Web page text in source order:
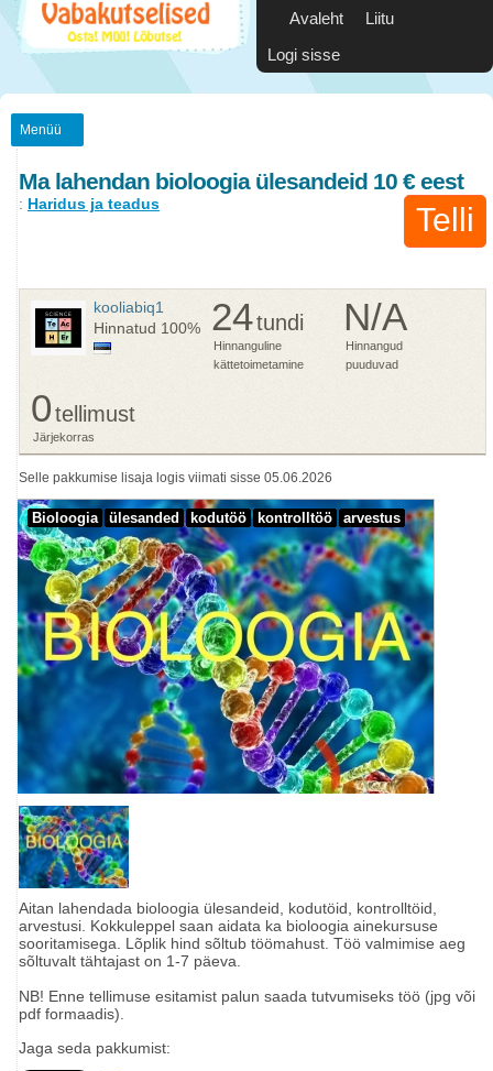
Avaleht
Liitu
Logi sisse
Menüü
Ma lahendan bioloogia ülesandeid 10 € eest
Telli
: Haridus ja teadus
kooliabiq1
Hinnatud 100% 24tundi
Hinnanguline
kättetoimetamine
N/A
Hinnangud
puuduvad
0tellimust
Järjekorras
Selle pakkumise lisaja logis viimati sisse 05.06.2026
Bioloogia ülesanded kodutöö kontrolltöö arvestus
Aitan lahendada bioloogia ülesandeid, kodutöid, kontrolltöid,
arvestusi. Kokkuleppel saan aidata ka bioloogia ainekursuse
sooritamisega. Lõplik hind sõltub töömahust. Töö valmimise aeg
sõltuvalt tähtajast on 1-7 päeva.
NB! Enne tellimuse esitamist palun saada tutvumiseks töö (jpg või
pdf formaadis).
Jaga seda pakkumist: